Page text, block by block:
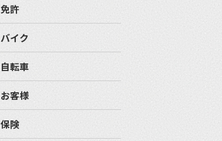
免許
バイク
自転車
お客様
保険